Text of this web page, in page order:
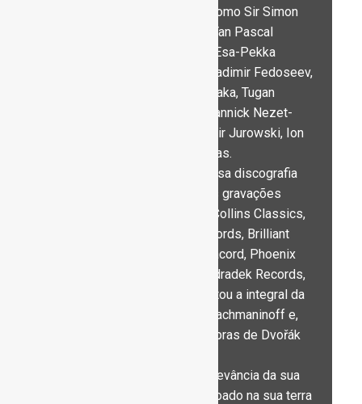
dirigido por maestros tais como Sir Simon
Rattle, Philippe Entremont, Yan Pascal
Tortelier, Sir Andrew Davis, Esa-Pekka
Salonen, Yuri Temirkanov, Vladimir Fedoseev,
Martyn Brabbins, Tadaaki Otaka, Tugan
Sokhiev, Yakov Kreizberg, Yannick Nezet-
Seguin, Libor Pesek, Vladimir Jurowski, Ion
Marin e Sir Charles Mackerras.
Artur Pizarro tem uma extensa discografia
(perto de 50 CDs) e as suas gravações
constam nos catálogos da Collins Classics,
Hyperion Records, Linn Records, Brilliant
Classics, Klara, Naxos, Danacord, Phoenix
Edition, Capriccio, CAvi, e Odradek Records,
onde recentemente completou a integral da
obra para piano de Sergei Rachmaninoff e,
com Rinaldo Zhok, gravou obras de Dvořák
Em reconhecimento pela relevância da sua
arte, Artur Pizarro foi galardoado na sua terra